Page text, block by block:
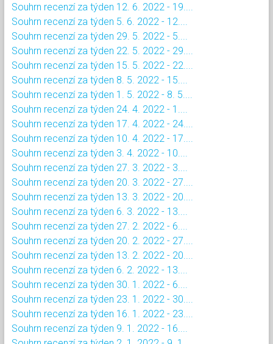
Souhrn recenzí za týden 12. 6. 2022 - 19....
Souhrn recenzí za týden 5. 6. 2022 - 12....
Souhrn recenzí za týden 29. 5. 2022 - 5....
Souhrn recenzí za týden 22. 5. 2022 - 29....
Souhrn recenzí za týden 15. 5. 2022 - 22....
Souhrn recenzí za týden 8. 5. 2022 - 15....
Souhrn recenzí za týden 1. 5. 2022 - 8. 5....
Souhrn recenzí za týden 24. 4. 2022 - 1....
Souhrn recenzí za týden 17. 4. 2022 - 24....
Souhrn recenzí za týden 10. 4. 2022 - 17....
Souhrn recenzí za týden 3. 4. 2022 - 10....
Souhrn recenzí za týden 27. 3. 2022 - 3....
Souhrn recenzí za týden 20. 3. 2022 - 27....
Souhrn recenzí za týden 13. 3. 2022 - 20....
Souhrn recenzí za týden 6. 3. 2022 - 13....
Souhrn recenzí za týden 27. 2. 2022 - 6....
Souhrn recenzí za týden 20. 2. 2022 - 27....
Souhrn recenzí za týden 13. 2. 2022 - 20....
Souhrn recenzí za týden 6. 2. 2022 - 13....
Souhrn recenzí za týden 30. 1. 2022 - 6....
Souhrn recenzí za týden 23. 1. 2022 - 30....
Souhrn recenzí za týden 16. 1. 2022 - 23....
Souhrn recenzí za týden 9. 1. 2022 - 16....